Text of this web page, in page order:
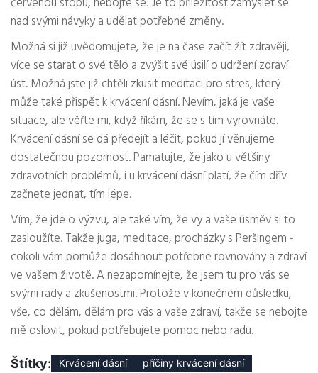
nad svými návyky a udělat potřebné změny.
Možná si již uvědomujete, že je na čase začít žít zdravěji,
více se starat o své tělo a zvýšit své úsilí o udržení zdraví
úst. Možná jste již chtěli zkusit meditaci pro stres, který
může také přispět k krvácení dásní. Nevím, jaká je vaše
situace, ale věřte mi, když říkám, že se s tím vyrovnáte.
Krvácení dásní se dá předejít a léčit, pokud jí věnujeme
dostatečnou pozornost. Pamatujte, že jako u většiny
zdravotních problémů, i u krvácení dásní platí, že čím dřív
začnete jednat, tím lépe.
Vím, že jde o výzvu, ale také vím, že vy a vaše úsměv si to
zasloužíte. Takže juga, meditace, procházky s Peršingem -
cokoli vám pomůže dosáhnout potřebné rovnováhy a zdraví
ve vašem životě. A nezapomínejte, že jsem tu pro vás se
svými rady a zkušenostmi. Protože v konečném důsledku,
vše, co dělám, dělám pro vás a vaše zdraví, takže se nebojte
mě oslovit, pokud potřebujete pomoc nebo radu.
Štítky: Krvácení dásní
příčiny krvácení dásní